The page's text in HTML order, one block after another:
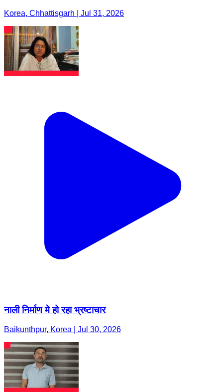
Korea, Chhattisgarh | Jul 31, 2026
नाली निर्माण मे हो रहा भ्रष्टाचार
Baikunthpur, Korea | Jul 30, 2026